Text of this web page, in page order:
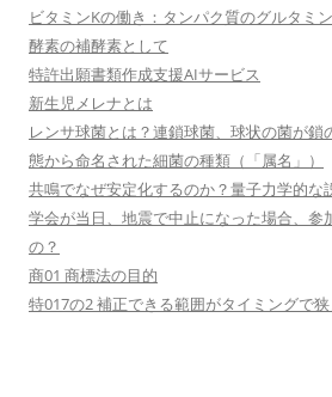
ビタミンKの働き：タンパク質のグルタミ
酵素の補酵素として
特許出願書類作成支援AIサービス
新生児メレナとは
レンサ球菌とは？連鎖球菌、球状の菌が鎖
態から命名された細菌の種類（「属名」）
共鳴でなぜ安定化するのか？量子力学的な
学会が当日、地震で中止になった場合、参
の？
商01 商標法の目的
特017の2 補正できる範囲がタイミングで